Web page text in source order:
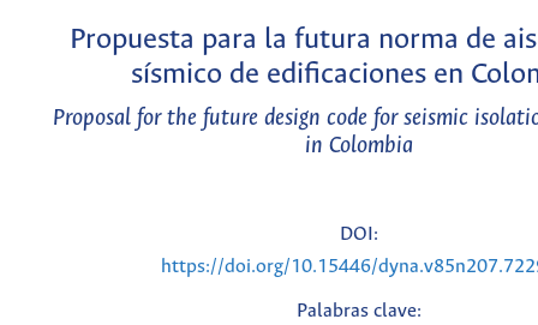
Propuesta para la futura norma de
sísmico de edificaciones en
Proposal for the future design code for seismic
in Colombia
DOI:
https://doi.org/10.15446/
Palabras clave: